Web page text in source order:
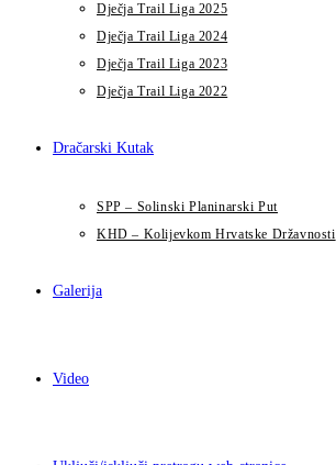
Dječja Trail Liga 2025
Dječja Trail Liga 2024
Dječja Trail Liga 2023
Dječja Trail Liga 2022
Dračarski Kutak
SPP – Solinski Planinarski Put
KHD – Kolijevkom Hrvatske Državnosti
Galerija
Video